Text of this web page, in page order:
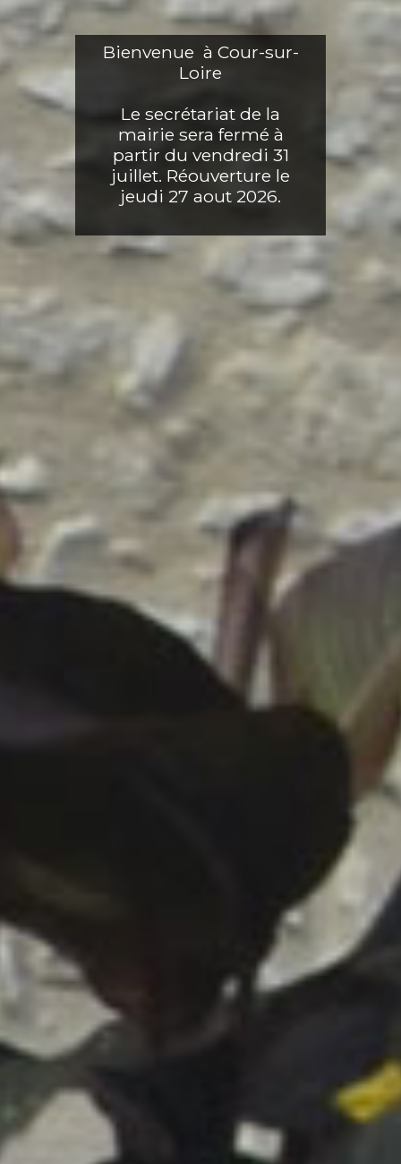
Bienvenue à Cour-sur-
Loire
Le secrétariat de la
mairie sera fermé à
partir du vendredi 31
juillet. Réouverture le
jeudi 27 aout 2026.